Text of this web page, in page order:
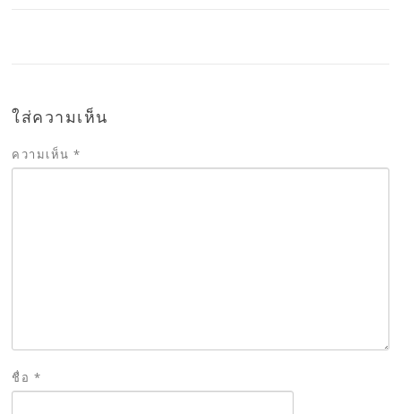
ใส่ความเห็น
ความเห็น*
ชื่อ *